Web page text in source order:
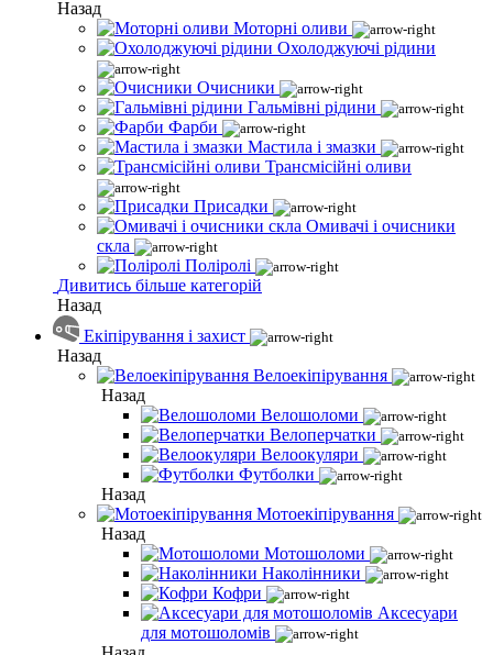
Назад
Моторні оливи
Охолоджуючі рідини
Очисники
Гальмівні рідини
Фарби
Мастила і змазки
Трансмісійні оливи
Присадки
Омивачі і очисники
скла
Поліролі
Дивитись більше категорій
Назад
Екіпірування і захист
Назад
Велоекіпірування
Назад
Велошоломи
Велоперчатки
Велоокуляри
Футболки
Назад
Мотоекіпірування
Назад
Мотошоломи
Наколінники
Кофри
Аксесуари
для мотошоломів